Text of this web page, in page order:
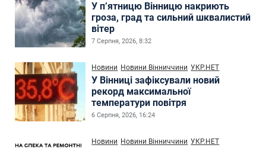
У п’ятницю Вінницю накриють
гроза, град та сильний шквалистий
вітер
7 Серпня, 2026, 8:32
Новини Новини Вінниччини УКР.НЕТ
У Вінниці зафіксували новий
рекорд максимальної
температури повітря
6 Серпня, 2026, 16:24
Новини Новини Вінниччини УКР.НЕТ